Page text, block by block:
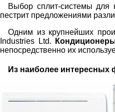
Выбор сплит-системы для
пестрит предложениями
Одним из крупнейших
Industries Ltd.
непосредственно их
Из наиболее интересных